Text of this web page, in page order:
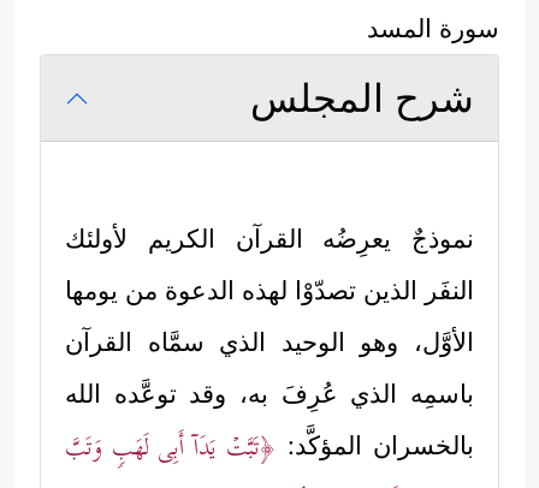
سورة المسد
شرح المجلس
نموذجٌ يعرِضُه القرآن الكريم لأولئك
النفَر الذين تصدّوْا لهذه الدعوة من يومها
الأوَّل، وهو الوحيد الذي سمَّاه القرآن
باسمِه الذي عُرِفَ به، وقد توعَّده الله
بالخسران المؤكَّد: ﴿تَبَّتۡ یَدَاۤ أَبِی لَهَبࣲ وَتَبَّ